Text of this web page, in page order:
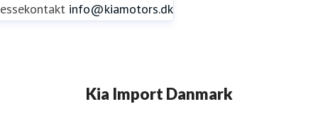
info@kiamotors.dk
Kia Import Danmark